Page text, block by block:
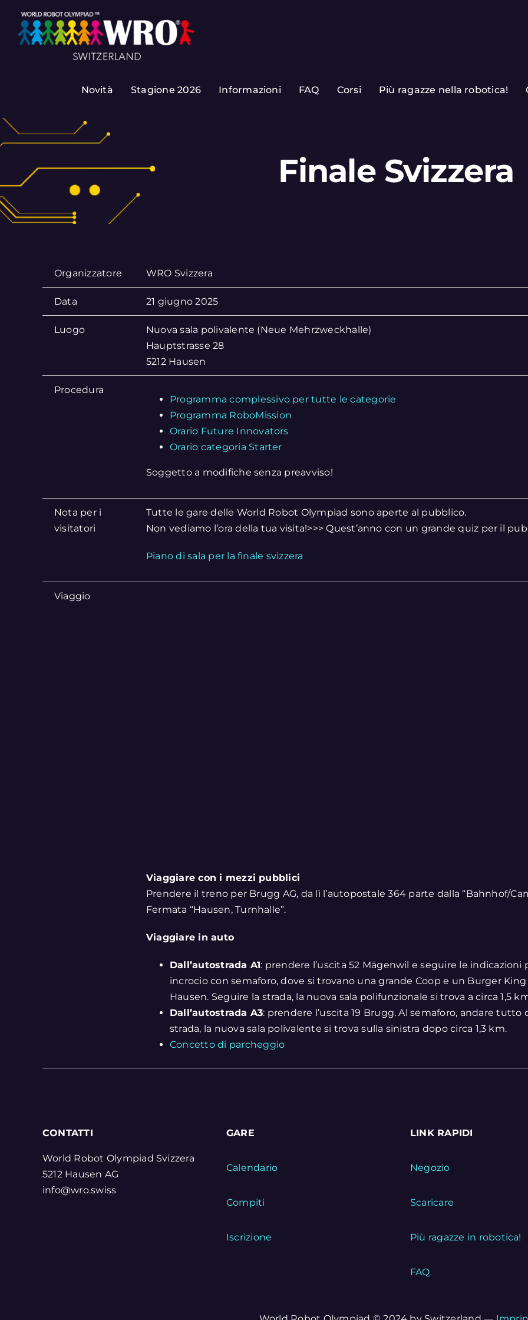
content
Novità Stagione 2026 Informazioni FAQ Corsi Più ragazze nella robotica!
Finale Svizzera
Organizzatore WRO Svizzera
Data 21 giugno 2025
Luogo
Nuova sala polivalente (Neue Mehrzweckhalle)
Hauptstrasse 28
5212 Hausen
Procedura
Programma complessivo per tutte le categorie
Programma RoboMission
Orario Future Innovators
Orario categoria Starter
Soggetto a modifiche senza preavviso!
Nota per i
visitatori
Tutte le gare delle World Robot Olympiad sono aperte al pubblico.
Non vediamo l’ora della tua visita!>>> Quest’anno con un grande quiz per il
Piano di sala per la finale svizzera
Viaggio
Viaggiare con i mezzi pubblici
Prendere il treno per Brugg AG, da lì l’autopostale 364 parte dalla “Bahnhof/
Fermata “Hausen, Turnhalle”.
Viaggiare in auto
Dall’autostrada A1: prendere l’uscita 52 Mägenwil e seguire le indicazioni
incrocio con semaforo, dove si trovano una grande Coop e un Burger
Hausen. Seguire la strada, la nuova sala polifunzionale si trova a circa 1,5
Dall’autostrada A3: prendere l’uscita 19 Brugg. Al semaforo, andare
strada, la nuova sala polivalente si trova sulla sinistra dopo circa 1,3 km.
Concetto di parcheggio
CONTATTI
World Robot Olympiad Svizzera
5212 Hausen AG
info@wro.swiss
GARE
Calendario
Compiti
Iscrizione
LINK RAPIDI
Negozio
Scaricare
Più ragazze in robotica!
FAQ